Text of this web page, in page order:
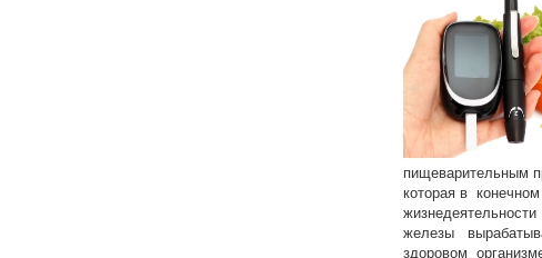
пищеварительным
которая в
железы
здоровом